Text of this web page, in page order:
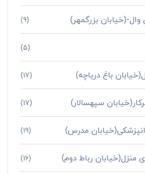
وال-(خیابان بزرگمهر) (9)
(5)
باغ دریاچه) (17)
سپهسالار) (17)
مدرس) (19)
منزل(خیابان رباط دوم) (16)